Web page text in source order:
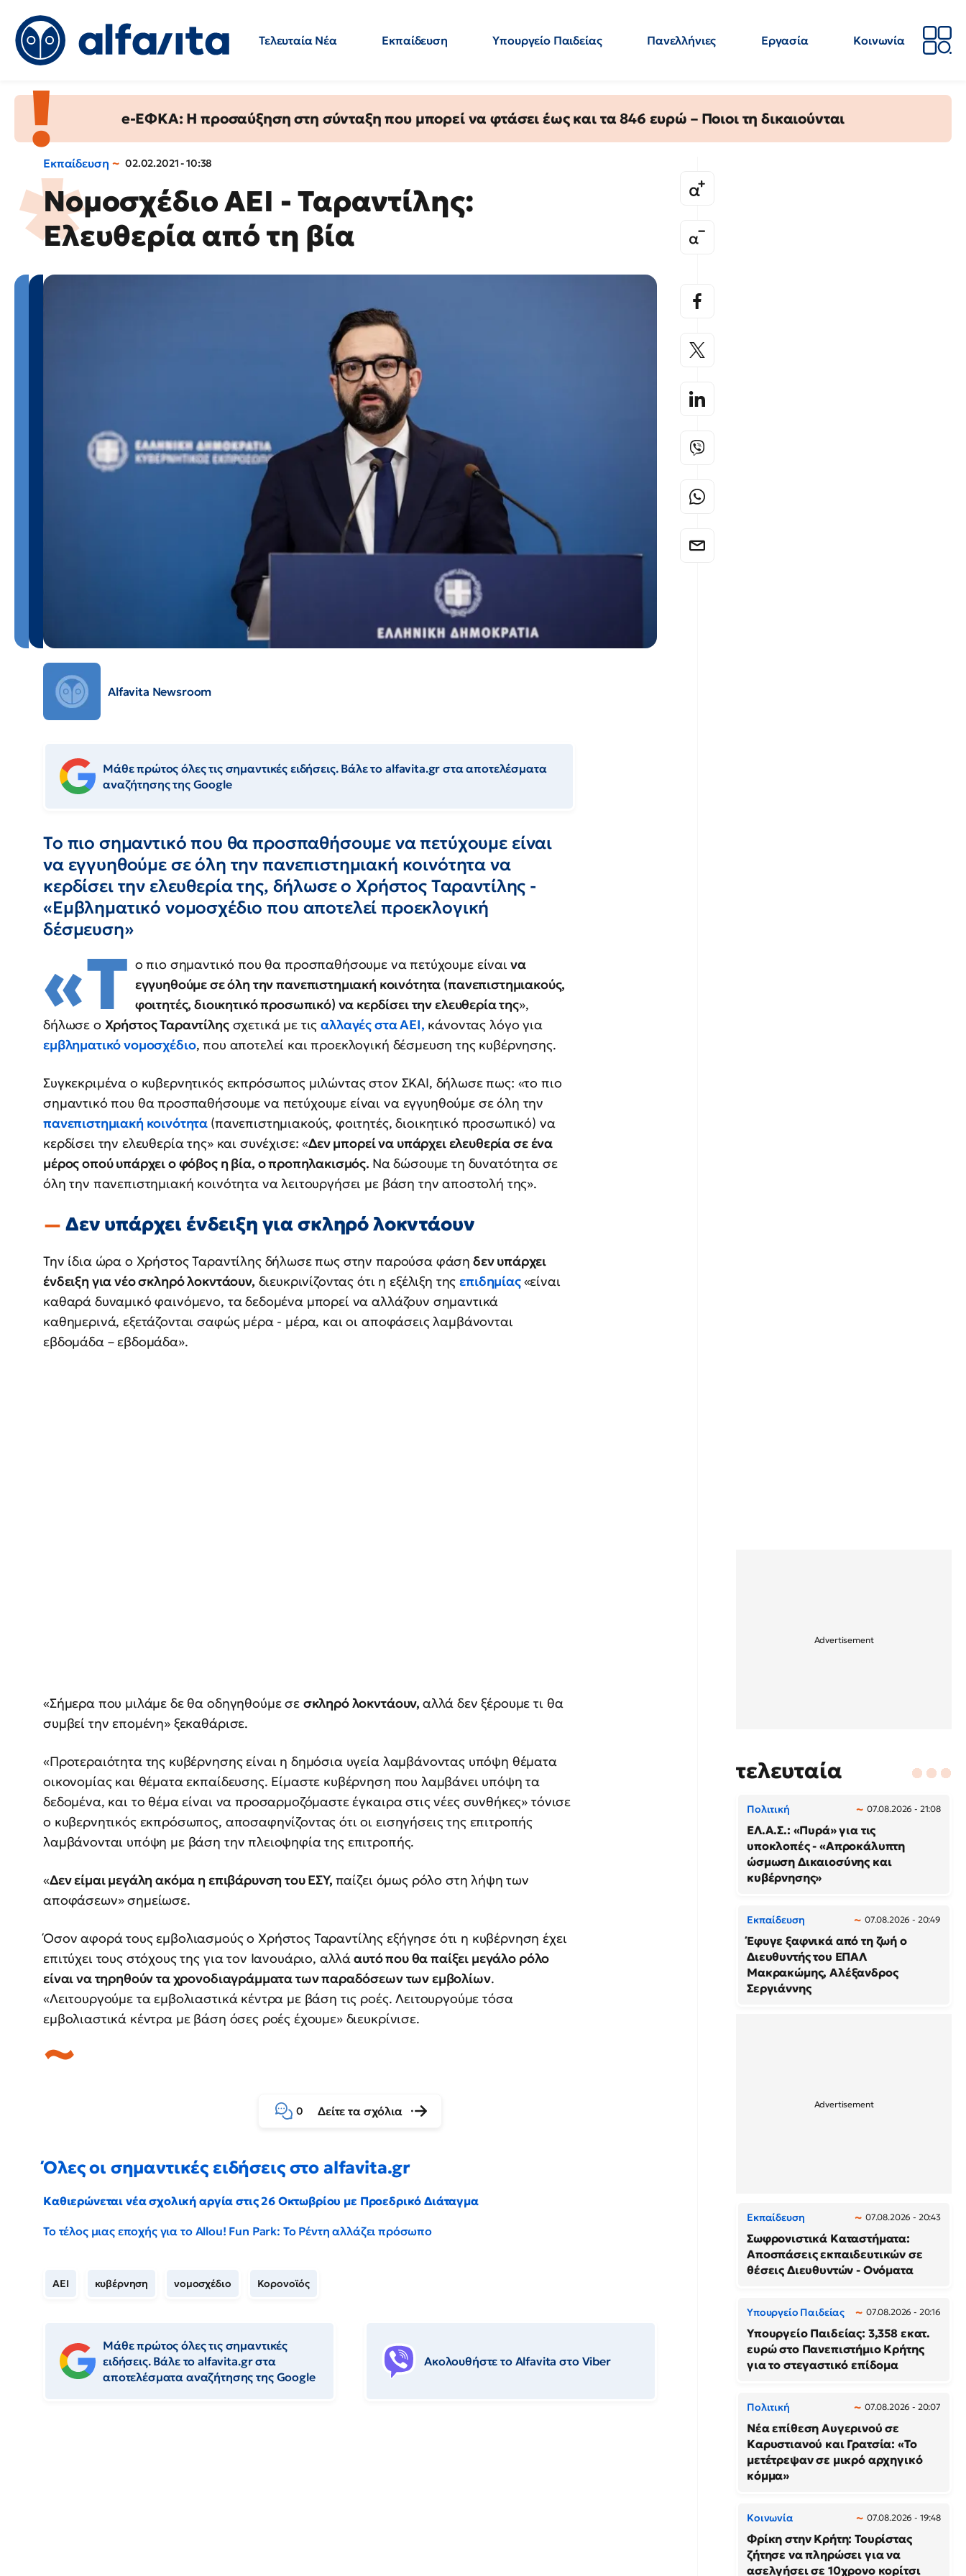
Τελευταία Νέα Εκπαίδευση Υπουργείο Παιδείας Πανελλήνιες Εργασία
Κοινωνία
e-ΕΦΚΑ: Η προσαύξηση στη σύνταξη που μπορεί να φτάσει έως και τα 846 ευρώ – Ποιοι τη δικαιούνται
Εκπαίδευση 02.02.2021 - 10:38
Νομοσχέδιο ΑΕΙ - Ταραντίλης:
Ελευθερία από τη βία
Alfavita Newsroom
Μάθε πρώτος όλες τις σημαντικές ειδήσεις. Βάλε το alfavita.gr στα αποτελέσματα
αναζήτησης της Google
Το πιο σημαντικό που θα προσπαθήσουμε να πετύχουμε είναι
να εγγυηθούμε σε όλη την πανεπιστημιακή κοινότητα να
κερδίσει την ελευθερία της, δήλωσε ο Χρήστος Ταραντίλης -
«Εμβληματικό νομοσχέδιο που αποτελεί προεκλογική
δέσμευση»
«Τ ο πιο σημαντικό που θα προσπαθήσουμε να πετύχουμε είναι να
εγγυηθούμε σε όλη την πανεπιστημιακή κοινότητα (πανεπιστημιακούς,
φοιτητές, διοικητικό προσωπικό) να κερδίσει την ελευθερία της»,
δήλωσε ο Χρήστος Ταραντίληςσχετικά με τιςαλλαγές στα ΑΕΙ, κάνοντας λόγο για
εμβληματικόνομοσχέδιο, που αποτελεί και προεκλογική δέσμευση της κυβέρνησης.
Συγκεκριμένα ο κυβερνητικός εκπρόσωπος μιλώντας στον ΣΚΑΙ, δήλωσε πως: «το πιο
σημαντικό που θα προσπαθήσουμε να πετύχουμε είναι να εγγυηθούμε σε όλη την
πανεπιστημιακή κοινότητα (πανεπιστημιακούς, φοιτητές, διοικητικό προσωπικό) να
κερδίσει την ελευθερία της» και συνέχισε: «Δεν μπορεί να υπάρχει ελευθερία σε ένα
μέρος οπού υπάρχει ο φόβος η βία, ο προπηλακισμός. Να δώσουμε τη δυνατότητα σε
όλη την πανεπιστημιακή κοινότητα να λειτουργήσει με βάση την αποστολή της».
Δεν υπάρχει ένδειξη για σκληρό λοκντάουν
Την ίδια ώρα ο Χρήστος Ταραντίλης δήλωσε πως στην παρούσα φάση δεν υπάρχει
ένδειξη για νέο σκληρό λοκντάουν, διευκρινίζοντας ότι η εξέλιξη τηςεπιδημίας«είναι
καθαρά δυναμικό φαινόμενο, τα δεδομένα μπορεί να αλλάζουν σημαντικά
καθημερινά, εξετάζονται σαφώς μέρα - μέρα, και οι αποφάσεις λαμβάνονται
εβδομάδα – εβδομάδα».
«Σήμερα που μιλάμε δε θα οδηγηθούμε σε σκληρό λοκντάουν, αλλά δεν ξέρουμε τι θα
συμβεί την επομένη» ξεκαθάρισε.
«Προτεραιότητα της κυβέρνησης είναι η δημόσια υγεία λαμβάνοντας υπόψη θέματα
οικονομίας και θέματα εκπαίδευσης. Είμαστε κυβέρνηση που λαμβάνει υπόψη τα
δεδομένα, και το θέμα είναι να προσαρμοζόμαστε έγκαιρα στις νέες συνθήκες» τόνισε
ο κυβερνητικός εκπρόσωπος, αποσαφηνίζοντας ότι οι εισηγήσεις της επιτροπής
λαμβάνονται υπόψη με βάση την πλειοψηφία της επιτροπής.
«Δεν είμαι μεγάλη ακόμα η επιβάρυνση του ΕΣΥ, παίζει όμως ρόλο στη λήψη των
αποφάσεων» σημείωσε.
Όσον αφορά τους εμβολιασμούς ο Χρήστος Ταραντίλης εξήγησε ότι η κυβέρνηση έχει
επιτύχει τους στόχους της για τον Ιανουάριο, αλλάαυτό που θα παίξει μεγάλο ρόλο
είναι να τηρηθούν τα χρονοδιαγράμματα των παραδόσεων των εμβολίων.
«Λειτουργούμε τα εμβολιαστικά κέντρα με βάση τις ροές. Λειτουργούμε τόσα
εμβολιαστικά κέντρα με βάση όσες ροές έχουμε» διευκρίνισε.
0 Δείτε τα σχόλια
Όλες οι σημαντικές ειδήσεις στο alfavita.gr
Καθιερώνεται νέα σχολική αργία στις 26 Οκτωβρίου με Προεδρικό Διάταγμα
Το τέλος μιας εποχής για το Allou! Fun Park: Το Ρέντη αλλάζει πρόσωπο
ΑΕΙ κυβέρνηση νομοσχέδιο Κορονοϊός
Μάθε πρώτος όλες τις σημαντικές
ειδήσεις. Βάλε το alfavita.gr στα
αποτελέσματα αναζήτησης της Google
Ακολουθήστε το Αlfavita στο Viber
τελευταία
Πολιτική 07.08.2026 - 21:08
ΕΛ.Α.Σ.: «Πυρά» για τις
υποκλοπές - «Απροκάλυπτη
ώσμωση Δικαιοσύνης και
κυβέρνησης»
Εκπαίδευση 07.08.2026 - 20:49
Έφυγε ξαφνικά από τη ζωή ο
Διευθυντής του ΕΠΑΛ
Μακρακώμης, Αλέξανδρος
Σεργιάννης
Εκπαίδευση 07.08.2026 - 20:43
Σωφρονιστικά Καταστήματα:
Αποσπάσεις εκπαιδευτικών σε
θέσεις Διευθυντών - Ονόματα
Υπουργείο Παιδείας 07.08.2026 - 20:16
Υπουργείο Παιδείας: 3,358 εκατ.
ευρώ στο Πανεπιστήμιο Κρήτης
για το στεγαστικό επίδομα
Πολιτική 07.08.2026 - 20:07
Νέα επίθεση Αυγερινού σε
Καρυστιανού και Γρατσία: «Το
μετέτρεψαν σε μικρό αρχηγικό
κόμμα»
Κοινωνία 07.08.2026 - 19:48
Φρίκη στην Κρήτη: Τουρίστας
ζήτησε να πληρώσει για να
ασελγήσει σε 10χρονο κορίτσι